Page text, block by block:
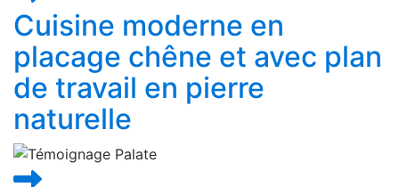
Cuisine moderne en
placage chêne et avec plan
de travail en pierre
naturelle